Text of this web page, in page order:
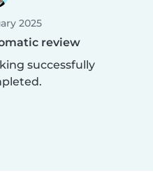
2025
review
successfully